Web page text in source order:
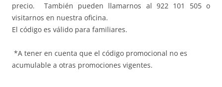
precio. También pueden llamarnos al 922 101 505 o
visitarnos en nuestra oficina.
El código es válido para familiares.
*A tener en cuenta que el código promocional no es
acumulable a otras promociones vigentes.